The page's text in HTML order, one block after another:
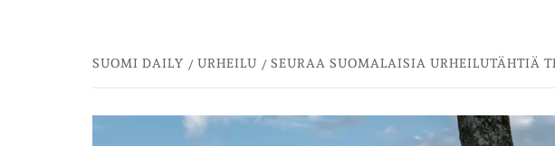
SUOMI DAILY URHEILU SEURAA SUOMALAISIA URHEILUTÄHTIÄ